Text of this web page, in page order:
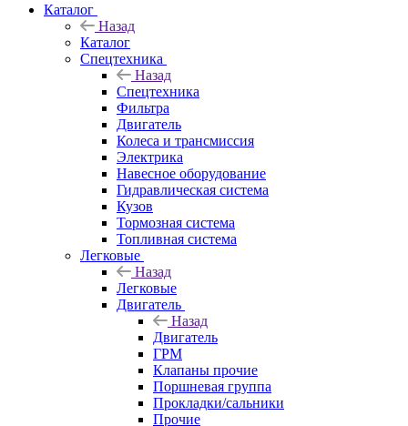
Каталог
Назад
Каталог
Спецтехника
Назад
Спецтехника
Фильтра
Двигатель
Колеса и трансмиссия
Электрика
Навесное оборудование
Гидравлическая система
Кузов
Тормозная система
Топливная система
Легковые
Назад
Легковые
Двигатель
Назад
Двигатель
ГРМ
Клапаны прочие
Поршневая группа
Прокладки/сальники
Прочие